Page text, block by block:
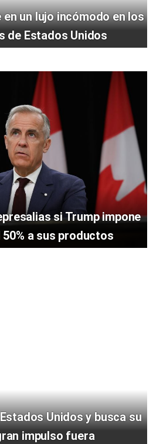
un lujo incómodo en los
de Estados Unidos
si Trump impone
a sus productos
Unidos y busca su
impulso fuera